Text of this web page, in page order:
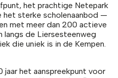
het prachtige Netepark
het sterke scholenaanbod —
met meer dan 200 actieve
langs de Liersesteenweg
die uniek is in de Kempen.
jaar het aanspreekpunt voor